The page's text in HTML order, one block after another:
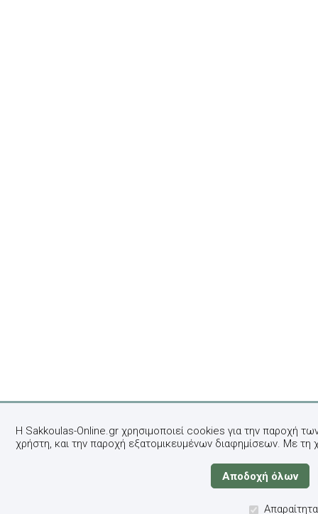
Η Sakkoulas-Online.gr χρησιμοποιεί cookies για την παροχή
χρήστη, και την παροχή εξατομικευμένων διαφημίσεων. Με